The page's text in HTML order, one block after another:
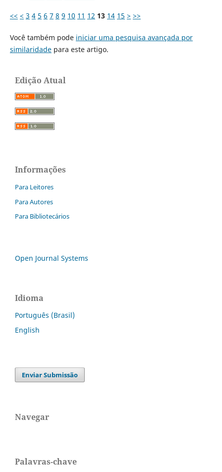
<< < 3 4 5 6 7 8 9 10 11 12 13 14 15 > >>
Você também pode iniciar uma pesquisa avançada por
similaridadepara este artigo.
Edição Atual
Informações
Para Leitores
Para Autores
Para Bibliotecários
Open Journal Systems
Idioma
Português (Brasil)
English
Enviar Submissão
Navegar
Palavras-chave